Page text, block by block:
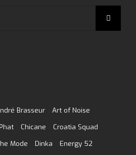
Brasseur
Art of Noise
Chicane
Croatia Squad
Mode Dinka
Energy 52